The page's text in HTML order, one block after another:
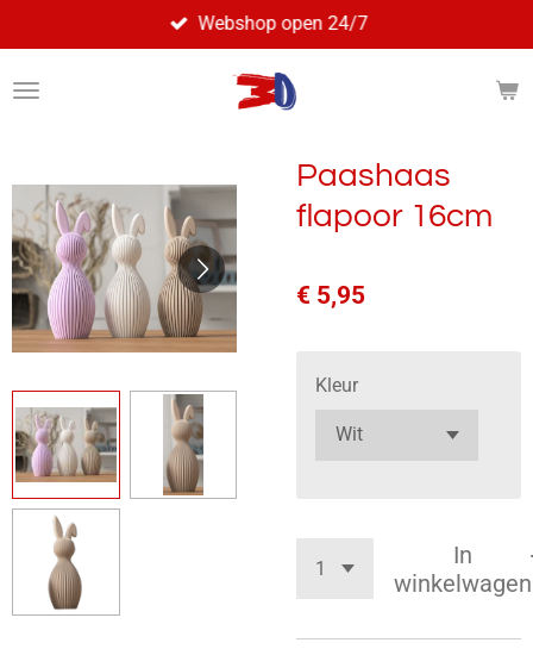
direct
naar
Webshop open 24/7
Paashaas
flapoor 16cm
€ 5,95
Kleur
In
winkelwagen